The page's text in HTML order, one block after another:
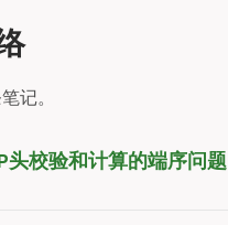
记。
头校验和计算的端序问题